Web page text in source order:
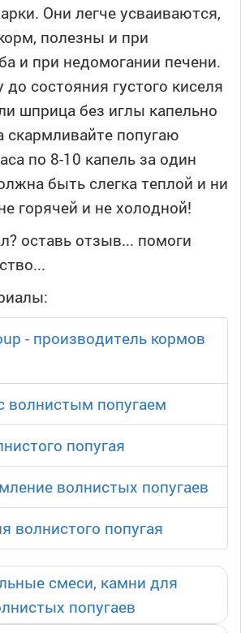
Они легче усваиваются,
полезны и при
и при недомогании печени.
состояния густого киселя
шприца без иглы капельно
скармливайте попугаю
по 8-10 капель за один
быть слегка теплой и ни
горячей и не холодной!
оставь отзыв... помоги
- производитель кормов
волнистым попугаем
попугая
волнистых попугаев
волнистого попугая
смеси, камни для
попугаев